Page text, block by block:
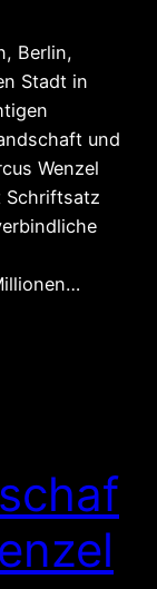
Berlin,
Stadt in
und
Wenzel
Schriftsatz